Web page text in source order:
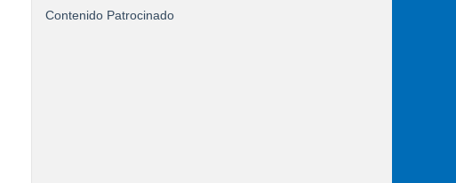
Contenido Patrocinado